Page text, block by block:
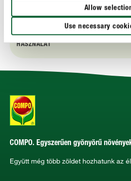
Allow
Use necessary
HASZNÁLAT
COMPO. Egyszerűen gyönyörű
Együtt még több zöldet hozhatunk az